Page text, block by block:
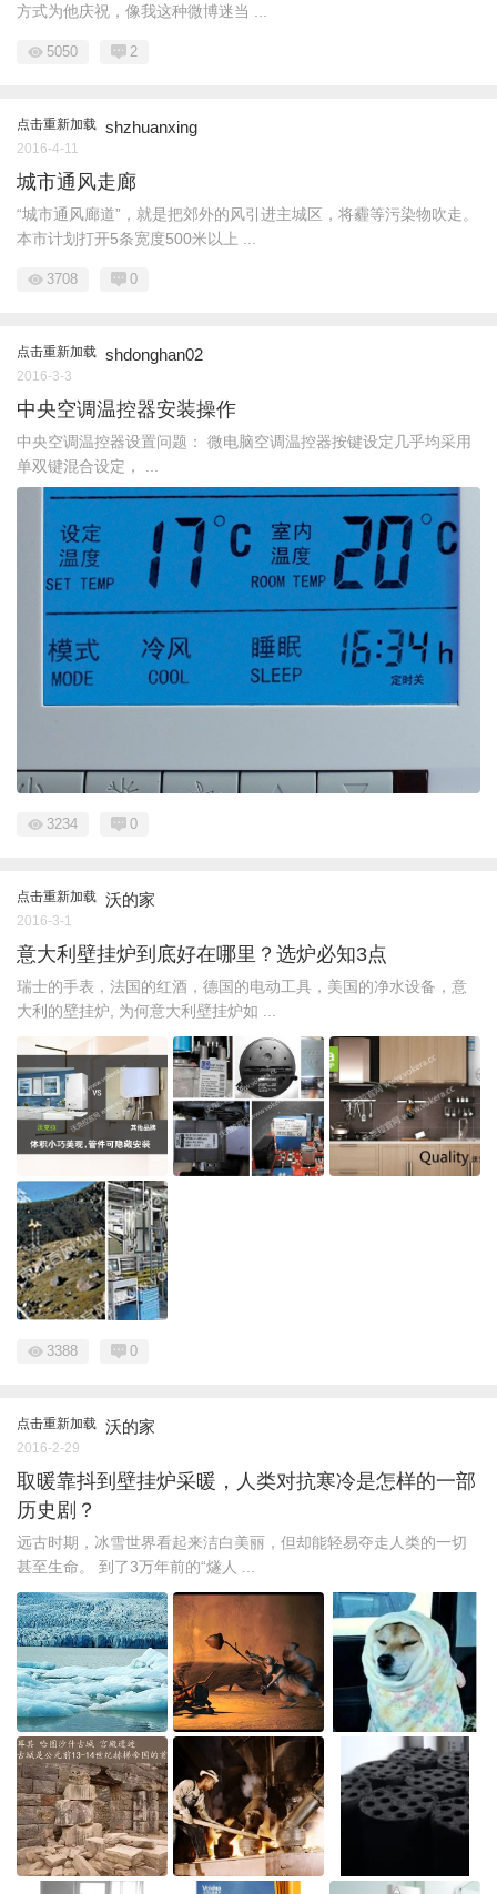
方式为他庆祝，像我这种微博迷当 ...
5050 2
点击重新加载 shzhuanxing
2016-4-11
城市通风走廊
“城市通风廊道”，就是把郊外的风引进主城区，将霾等污染物吹走。
本市计划打开5条宽度500米以上 ...
3708 0
点击重新加载 shdonghan02
2016-3-3
中央空调温控器安装操作
中央空调温控器设置问题： 微电脑空调温控器按键设定几乎均采用
单双键混合设定， ...
3234 0
点击重新加载 沃的家
2016-3-1
意大利壁挂炉到底好在哪里？选炉必知3点
瑞士的手表，法国的红酒，德国的电动工具，美国的净水设备，意
大利的壁挂炉, 为何意大利壁挂炉如 ...
3388 0
点击重新加载 沃的家
2016-2-29
取暖靠抖到壁挂炉采暖，人类对抗寒冷是怎样的一部
历史剧？
远古时期，冰雪世界看起来洁白美丽，但却能轻易夺走人类的一切
甚至生命。 到了3万年前的“燧人 ...